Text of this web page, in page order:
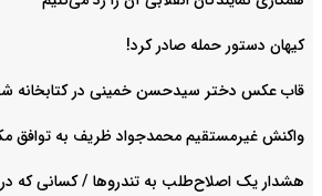
کیهان دستور حمله صادر کرد!
قاب عکس دختر سیدحسن خمینی در کتابخانه
واکنش غیرمستقیم محمدجواد ظریف به توافق
هشدار یک اصلاح‌طلب به تندروها / کسانی که در